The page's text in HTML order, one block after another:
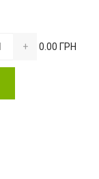
+ 0.00 ГРН